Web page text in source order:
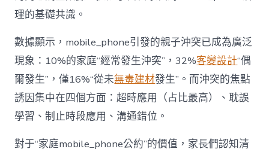
中
理的基礎共識。
數據顯示，mobile_phone引發的親子沖突已成為廣泛
現象：10%的家庭“經常發生沖突”，32%客變設計“偶
爾發生”，僅16%“從未無毒建材發生”。而沖突的焦點
誘因集中在四個方面：超時應用（占比最高）、耽誤
學習、制止時段應用、溝通錯位。
對于“家庭mobile_phone公約”的價值，家長們認知清